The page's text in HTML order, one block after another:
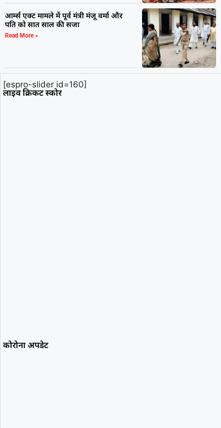
आर्म्स एक्ट मामले में पूर्व मंत्री मंजू वर्मा और
पति को सात साल की सजा
Read More »
[espro-slider id=160]
लाइव क्रिकट स्कोर
कोरोना अपडेट